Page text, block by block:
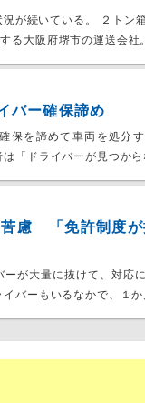
が続いている。 ２トン
る大阪府堺市の運送会
バー確保諦め
保を諦めて車両を処分
「ドライバーが見つか
慮 「免許制度が
が大量に抜けて、対応
バーもいるなかで、１